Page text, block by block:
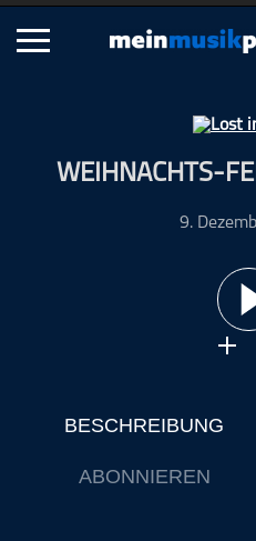
Alle Podcasts
Musikgeschichte
WEIHNACHTS-
9.
BESCHREIBUNG
ABONNIEREN